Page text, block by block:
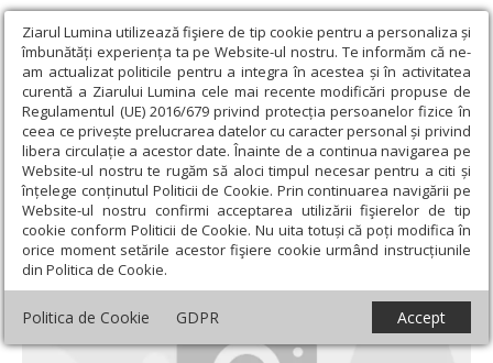
Ziarul Lumina utilizează fişiere de tip cookie pentru a personaliza și
îmbunătăți experiența ta pe Website-ul nostru. Te informăm că ne-
am actualizat politicile pentru a integra în acestea și în activitatea
curentă a Ziarului Lumina cele mai recente modificări propuse de
Regulamentul (UE) 2016/679 privind protecția persoanelor fizice în
ceea ce privește prelucrarea datelor cu caracter personal și privind
libera circulație a acestor date. Înainte de a continua navigarea pe
Website-ul nostru te rugăm să aloci timpul necesar pentru a citi și
înțelege conținutul Politicii de Cookie. Prin continuarea navigării pe
Website-ul nostru confirmi acceptarea utilizării fişierelor de tip
cookie conform Politicii de Cookie. Nu uita totuși că poți modifica în
orice moment setările acestor fişiere cookie urmând instrucțiunile
din Politica de Cookie.
Politica de Cookie GDPR Accept
Ziarul Lumina › Societate › Familie
Familie